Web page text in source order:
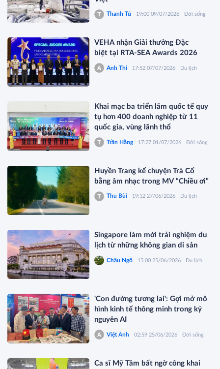
Thanh Tú 19:00 09/07/2026 Đời sống
VEHA nhận Giải thưởng Đặc
biệt tại RTA-SEA Awards 2026
Anh Thi 17:52 07/07/2026 Du lịch
Khai mạc ba triển lãm quốc tế quy
tụ hơn 400 doanh nghiệp từ 11
quốc gia, vùng lãnh thổ
Trần Hằng 17:27 01/07/2026 Đời sống
Huyền Trang kể chuyện Trà Cổ
bằng âm nhạc trong MV “Chiều ơi”
Thu Bùi 19:12 27/06/2026 Du lịch
Singapore làm mới trải nghiệm du
lịch từ những không gian di sản
Châu Ngô 15:00 25/06/2026 Du lịch
'Con đường tương lai': Gợi mở mô
hình kinh tế thông minh trong kỷ
nguyên AI
Việt Anh 02:59 25/06/2026 Đời sống
Ca sĩ Mỹ Tâm bất ngờ công khai